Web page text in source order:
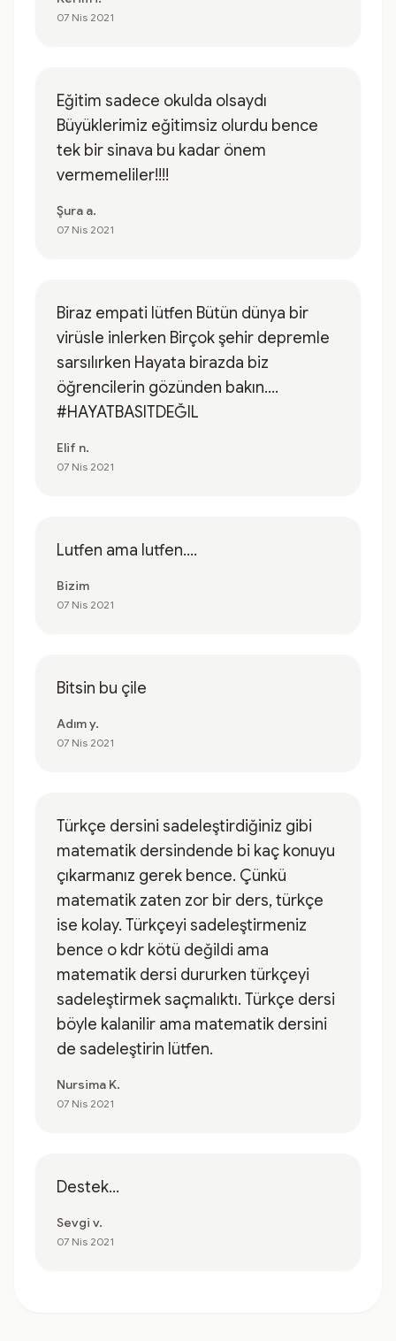
07 Nis 2021
Eğitim sadece okulda olsaydı
Büyüklerimiz eğitimsiz olurdu bence
tek bir sinava bu kadar önem
vermemeliler!!!!
Şura a.
07 Nis 2021
Biraz empati lütfen Bütün dünya bir
virüsle inlerken Birçok şehir depremle
sarsılırken Hayata birazda biz
öğrencilerin gözünden bakın....
#HAYATBASITDEĞIL
Elif n.
07 Nis 2021
Lutfen ama lutfen....
Bizim
07 Nis 2021
Bitsin bu çile
Adım y.
07 Nis 2021
Türkçe dersini sadeleştirdiğiniz gibi
matematik dersindende bi kaç konuyu
çıkarmanız gerek bence. Çünkü
matematik zaten zor bir ders, türkçe
ise kolay. Türkçeyi sadeleştirmeniz
bence o kdr kötü değildi ama
matematik dersi dururken türkçeyi
sadeleştirmek saçmalıktı. Türkçe dersi
böyle kalanilir ama matematik dersini
de sadeleştirin lütfen.
Nursima K.
07 Nis 2021
Destek...
Sevgi v.
07 Nis 2021